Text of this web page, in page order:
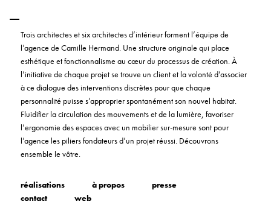
Trois architectes et six architectes d’intérieur forment l’équipe de
l’agence de Camille Hermand. Une structure originale qui place
esthétique et fonctionnalisme au cœur du processus de création. À
l’initiative de chaque projet se trouve un client et la volonté d’associer
à ce dialogue des interventions discrètes pour que chaque
personnalité puisse s’approprier spontanément son nouvel habitat.
Fluidifier la circulation des mouvements et de la lumière, favoriser
l’ergonomie des espaces avec un mobilier sur-mesure sont pour
l’agence les piliers fondateurs d’un projet réussi. Découvrons
ensemble le vôtre.
réalisations à propos
presse
contact
web